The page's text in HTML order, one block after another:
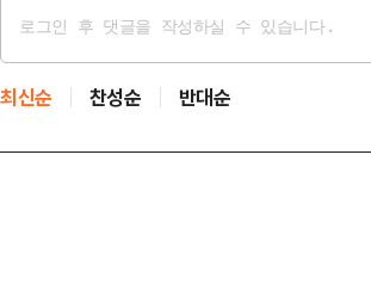
최신순 찬성순 반대순